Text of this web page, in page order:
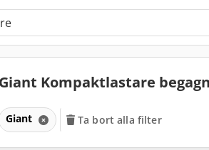
Giant Kompaktlastare
Giant Ta bort alla filter